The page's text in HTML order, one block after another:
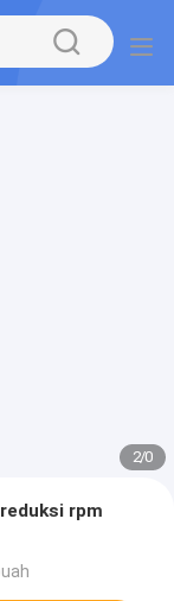
2/0
rpm